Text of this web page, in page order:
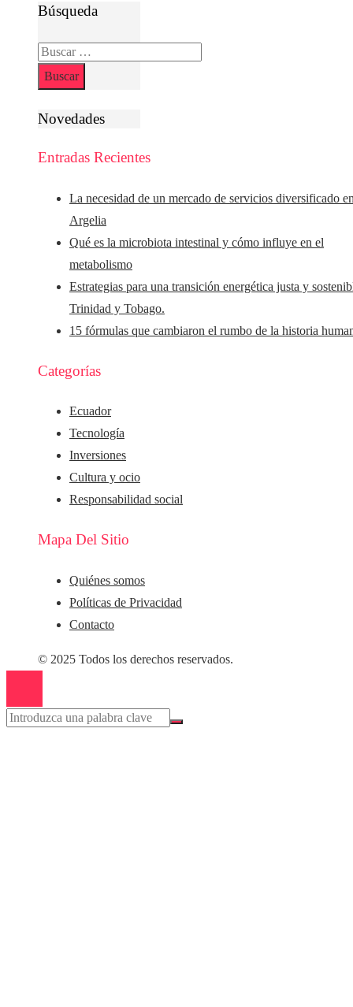
Búsqueda
Buscar:
Novedades
Entradas Recientes
La necesidad de un mercado de servicios diversificado
Argelia
Qué es la microbiota intestinal y cómo influye en el
metabolismo
Estrategias para una transición energética justa y
Trinidad y Tobago.
15 fórmulas que cambiaron el rumbo de la historia
Categorías
Ecuador
Tecnología
Inversiones
Cultura y ocio
Responsabilidad social
Mapa Del Sitio
Quiénes somos
Políticas de Privacidad
Contacto
© 2025 Todos los derechos reservados.